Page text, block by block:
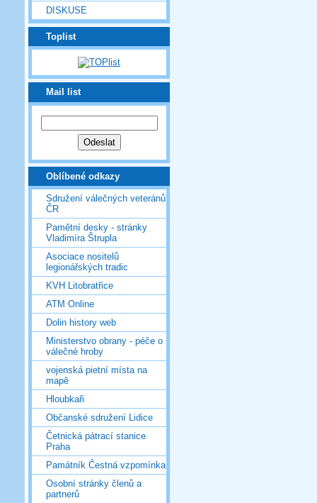
DISKUSE
Toplist
Mail list
Oblíbené odkazy
Sdružení válečných veteránů
ČR
Pamětní desky - stránky
Vladimíra Štrupla
Asociace nositelů
legionářských tradic
KVH Litobratřice
ATM Online
Dolin history web
Ministerstvo obrany - péče o
válečné hroby
vojenská pietní místa na
mapě
Hloubkaři
Občanské sdružení Lidice
Četnická pátrací stanice
Praha
Památník Čestná vzpomínka
Osobní stránky členů a
partnerů